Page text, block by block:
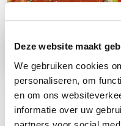
Deze website maakt
We gebruiken cookies
personaliseren, om
en om ons
informatie over uw
Cafetaria
Bij vakantie hoort